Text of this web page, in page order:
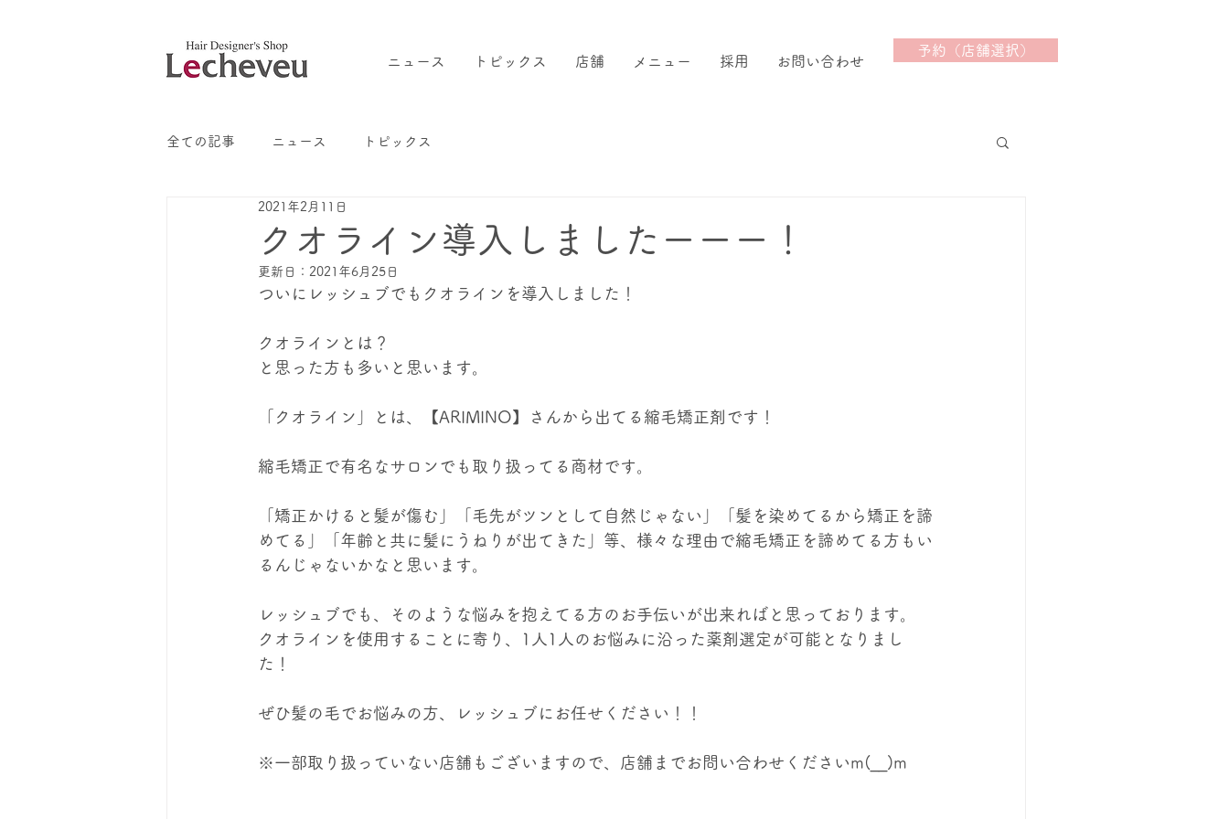
ニュース トピックス 店舗 メニュー 採用 お問い合わせ
予約（店舗選択）
全ての記事 ニュース トピックス
クオライン導入しましたーーー！
2021年2月11日
更新日： 2021年6月25日
ついにレッシュブでもクオラインを導入しました！
クオラインとは？
と思った方も多いと思います。
「クオライン」とは、【ARIMINO】さんから出てる縮毛矯正剤です！
縮毛矯正で有名なサロンでも取り扱ってる商材です。
「矯正かけると髪が傷む」「毛先がツンとして自然じゃない」「髪を染めてるから矯正を諦
めてる」「年齢と共に髪にうねりが出てきた」等、様々な理由で縮毛矯正を諦めてる方もい
るんじゃないかなと思います。
レッシュブでも、そのような悩みを抱えてる方のお手伝いが出来ればと思っております。
クオラインを使用することに寄り、1人1人のお悩みに沿った薬剤選定が可能となりまし
た！
ぜひ髪の毛でお悩みの方、レッシュブにお任せください！！
※一部取り扱っていない店舗もございますので、店舗までお問い合わせくださいm(__)m